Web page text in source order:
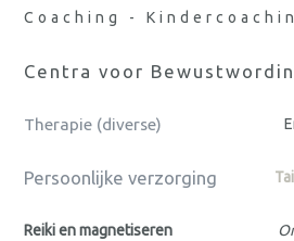
Coaching -
Centra voor
Therapie (diverse)
Persoonlijke verzorging
Reiki en magnetiseren